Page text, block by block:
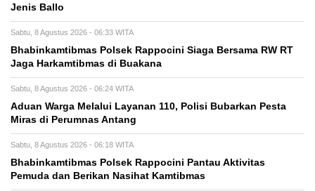
Jenis Ballo
Sabtu, 8 Agustus 2026 - 06:33 WITA
Bhabinkamtibmas Polsek Rappocini Siaga Bersama RW RT
Jaga Harkamtibmas di Buakana
Sabtu, 8 Agustus 2026 - 06:24 WITA
Aduan Warga Melalui Layanan 110, Polisi Bubarkan Pesta
Miras di Perumnas Antang
Sabtu, 8 Agustus 2026 - 06:18 WITA
Bhabinkamtibmas Polsek Rappocini Pantau Aktivitas
Pemuda dan Berikan Nasihat Kamtibmas